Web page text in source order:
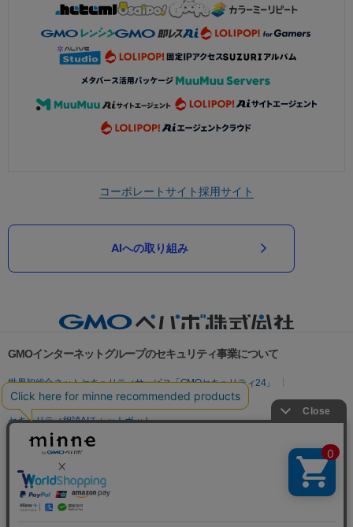
コーポレートサイト採用サイト
AIへの取り組み
GMOインターネットグループのセキュリティ事業について
世界初総合ネットセキュリティサービス「GMOセキュリティ24」
パスワード漏洩診断
Webサイトリスク診断
セキュリティ相談AIチャットボット
実在証明・盗聴対策
サイバー攻撃対策（GMO Flatt Security）
セキュリティ事業の軌跡